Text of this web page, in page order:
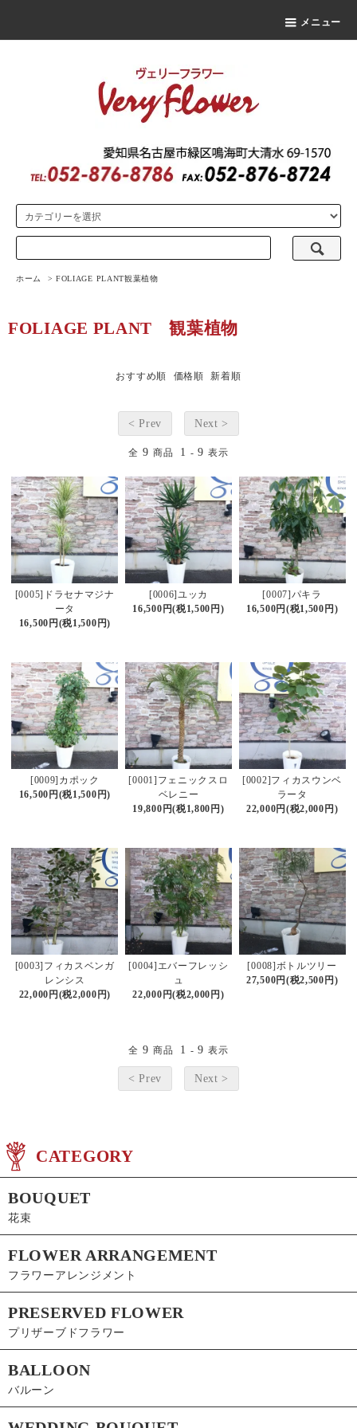
メニュー
ホーム > FOLIAGE PLANT観葉植物
FOLIAGE PLANT 観葉植物
おすすめ順 価格順 新着順
< Prev Next >
全 9 商品 1 - 9 表示
[0005]ドラセナマジナ
ータ
16,500円(税1,500円)
[0006]ユッカ
16,500円(税1,500円)
[0007]パキラ
16,500円(税1,500円)
[0009]カポック
16,500円(税1,500円)
[0001]フェニックスロ
ベレニー
19,800円(税1,800円)
[0002]フィカスウンベ
ラータ
22,000円(税2,000円)
[0003]フィカスベンガ
レンシス
22,000円(税2,000円)
[0004]エバーフレッシ
ュ
22,000円(税2,000円)
[0008]ボトルツリー
27,500円(税2,500円)
全 9 商品 1 - 9 表示
< Prev Next >
CATEGORY
BOUQUET
花束
FLOWER ARRANGEMENT
フラワーアレンジメント
PRESERVED FLOWER
プリザーブドフラワー
BALLOON
バルーン